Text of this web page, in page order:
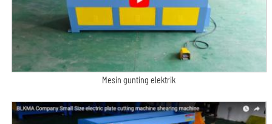
Mesin gunting elektrik